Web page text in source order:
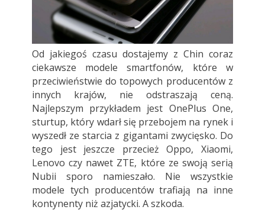
Od jakiegoś czasu dostajemy z Chin coraz
ciekawsze modele smartfonów, które w
przeciwieństwie do topowych producentów z
innych krajów, nie odstraszają ceną.
Najlepszym przykładem jest OnePlus One,
sturtup, który wdarł się przebojem na rynek i
wyszedł ze starcia z gigantami zwycięsko. Do
tego jest jeszcze przecież Oppo, Xiaomi,
Lenovo czy nawet ZTE, które ze swoją serią
Nubii sporo namieszało. Nie wszystkie
modele tych producentów trafiają na inne
kontynenty niż azjatycki. A szkoda.